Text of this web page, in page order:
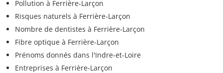
Pollution à Ferrière-Larçon
Risques naturels à Ferrière-Larçon
Nombre de dentistes à Ferrière-Larçon
Fibre optique à Ferrière-Larçon
Prénoms donnés dans l'Indre-et-Loire
Entreprises à Ferrière-Larçon